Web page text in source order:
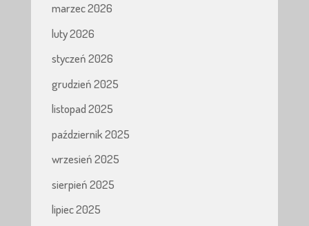
marzec 2026
luty 2026
styczeń 2026
grudzień 2025
listopad 2025
październik 2025
wrzesień 2025
sierpień 2025
lipiec 2025